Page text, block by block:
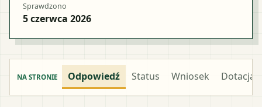
Sprawdzono
5 czerwca 2026
NA STRONIE Odpowiedź Status Wniosek Dotacja